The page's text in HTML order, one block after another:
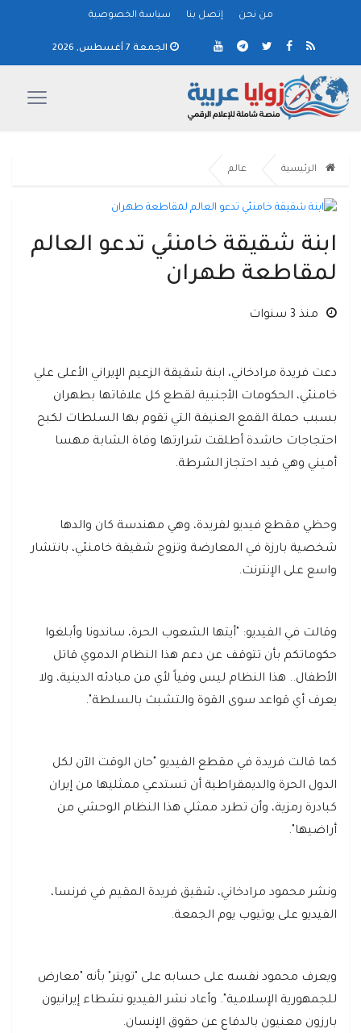
من نحن إتصل بنا سياسة الخصوصية
الجمعة 7 أغسطس, 2026
الرئيسية عالم
ابنة شقيقة خامنئي تدعو العالم
لمقاطعة طهران
منذ 3 سنوات
دعت فريدة مرادخاني، ابنة شقيقة الزعيم الإيراني الأعلى علي
خامنئي، الحكومات الأجنبية لقطع كل علاقاتها بطهران
بسبب حملة القمع العنيفة التي تقوم بها السلطات لكبح
احتجاجات حاشدة أطلقت شرارتها وفاة الشابة مهسا
أميني وهي قيد احتجاز الشرطة.
وحظي مقطع فيديو لفريدة، وهي مهندسة كان والدها
شخصية بارزة في المعارضة وتزوج شقيقة خامنئي، بانتشار
واسع على الإنترنت.
وقالت في الفيديو: "أيتها الشعوب الحرة، ساندونا وأبلغوا
حكوماتكم بأن تتوقف عن دعم هذا النظام الدموي قاتل
الأطفال.. هذا النظام ليس وفياً لأي من مبادئه الدينية، ولا
يعرف أي قواعد سوى القوة والتشبث بالسلطة".
كما قالت فريدة في مقطع الفيديو "حان الوقت الآن لكل
الدول الحرة والديمقراطية أن تستدعي ممثليها من إيران
كبادرة رمزية، وأن تطرد ممثلي هذا النظام الوحشي من
أراضيها".
ونشر محمود مرادخاني، شقيق فريدة المقيم في فرنسا،
الفيديو على يوتيوب يوم الجمعة.
ويعرف محمود نفسه على حسابه على "تويتر" بأنه "معارض
للجمهورية الإسلامية". وأعاد نشر الفيديو نشطاء إيرانيون
بارزون معنيون بالدفاع عن حقوق الإنسان.